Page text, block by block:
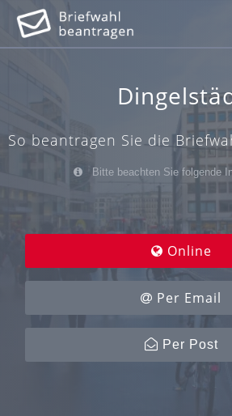
So beantragen Sie die
Bitte beachten Sie folgende
Online
Per Email
Per Post